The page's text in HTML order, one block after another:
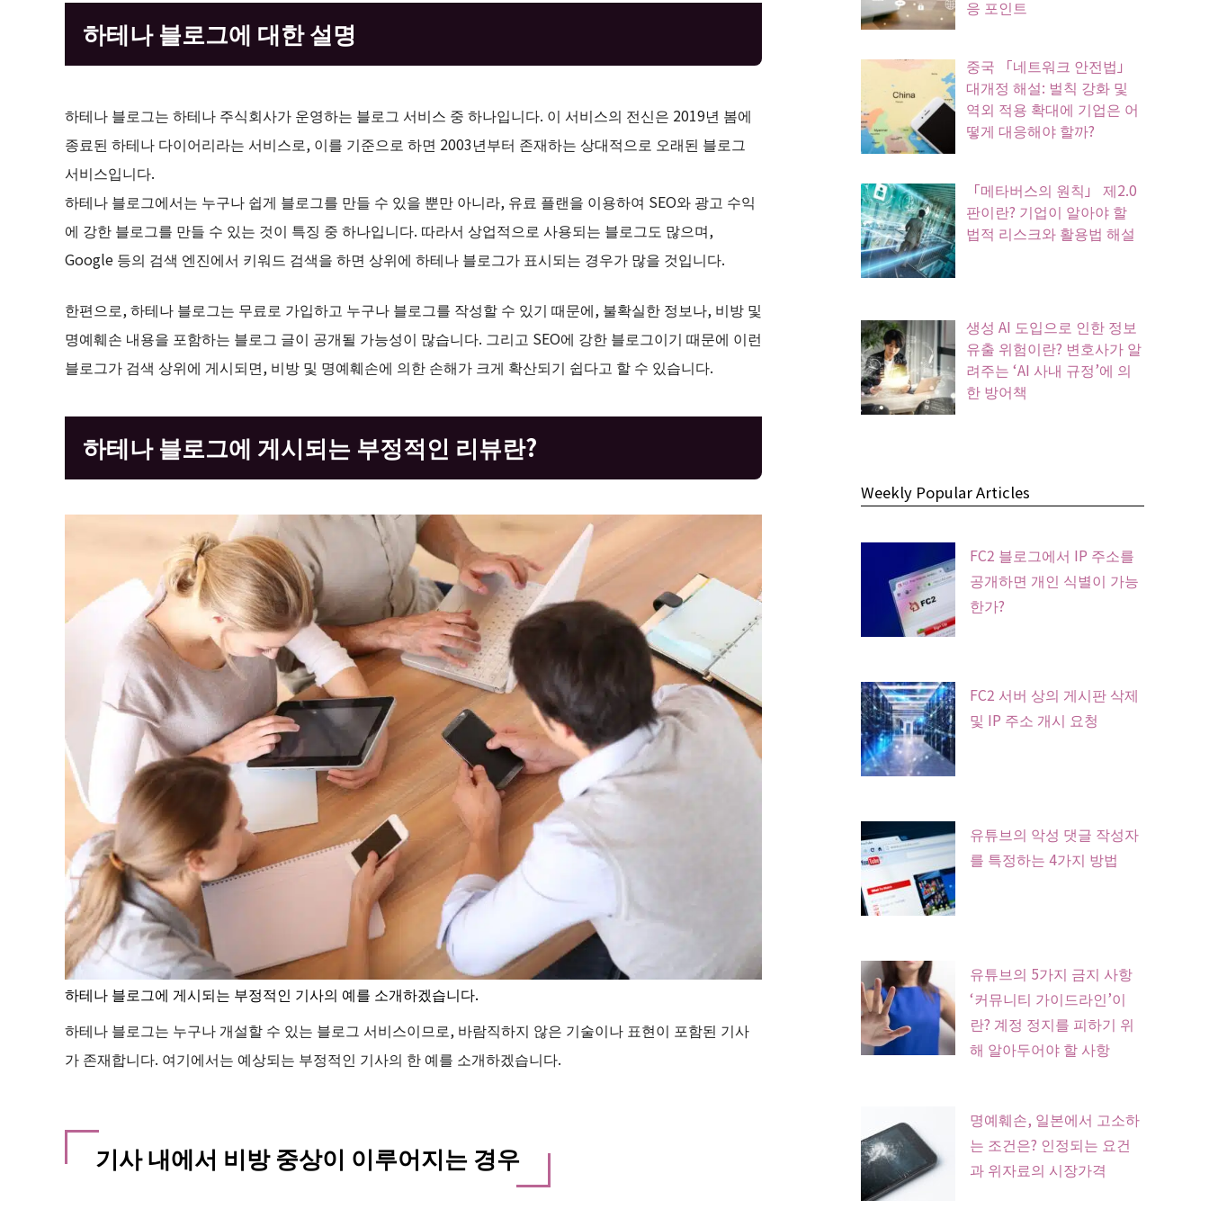
하테나 블로그에 대한 설명
하테나 블로그는 하테나 주식회사가 운영하는 블로그 서비스 중 하나입니다. 이 서비스의 전신은 2019년 봄에
종료된 하테나 다이어리라는 서비스로, 이를 기준으로 하면 2003년부터 존재하는 상대적으로 오래된 블로그
서비스입니다.
하테나 블로그에서는 누구나 쉽게 블로그를 만들 수 있을 뿐만 아니라, 유료 플랜을 이용하여 SEO와 광고 수익
에 강한 블로그를 만들 수 있는 것이 특징 중 하나입니다. 따라서 상업적으로 사용되는 블로그도 많으며,
Google 등의 검색 엔진에서 키워드 검색을 하면 상위에 하테나 블로그가 표시되는 경우가 많을 것입니다.
한편으로, 하테나 블로그는 무료로 가입하고 누구나 블로그를 작성할 수 있기 때문에, 불확실한 정보나, 비방 및
명예훼손 내용을 포함하는 블로그 글이 공개될 가능성이 많습니다. 그리고 SEO에 강한 블로그이기 때문에 이런
블로그가 검색 상위에 게시되면, 비방 및 명예훼손에 의한 손해가 크게 확산되기 쉽다고 할 수 있습니다.
하테나 블로그에 게시되는 부정적인 리뷰란?
하테나 블로그에 게시되는 부정적인 기사의 예를 소개하겠습니다.
하테나 블로그는 누구나 개설할 수 있는 블로그 서비스이므로, 바람직하지 않은 기술이나 표현이 포함된 기사
가 존재합니다. 여기에서는 예상되는 부정적인 기사의 한 예를 소개하겠습니다.
기사 내에서 비방 중상이 이루어지는 경우
응 포인트
중국 「네트워크 안전법」
대개정 해설: 벌칙 강화 및
역외 적용 확대에 기업은 어
떻게 대응해야 할까?
「메타버스의 원칙」 제2.0
판이란? 기업이 알아야 할
법적 리스크와 활용법 해설
생성 AI 도입으로 인한 정보
유출 위험이란? 변호사가 알
려주는 ‘AI 사내 규정’에 의
한 방어책
Weekly Popular Articles
FC2 블로그에서 IP 주소를
공개하면 개인 식별이 가능
한가?
FC2 서버 상의 게시판 삭제
및 IP 주소 개시 요청
유튜브의 악성 댓글 작성자
를 특정하는 4가지 방법
유튜브의 5가지 금지 사항
‘커뮤니티 가이드라인’이
란? 계정 정지를 피하기 위
해 알아두어야 할 사항
명예훼손, 일본에서 고소하
는 조건은? 인정되는 요건
과 위자료의 시장가격